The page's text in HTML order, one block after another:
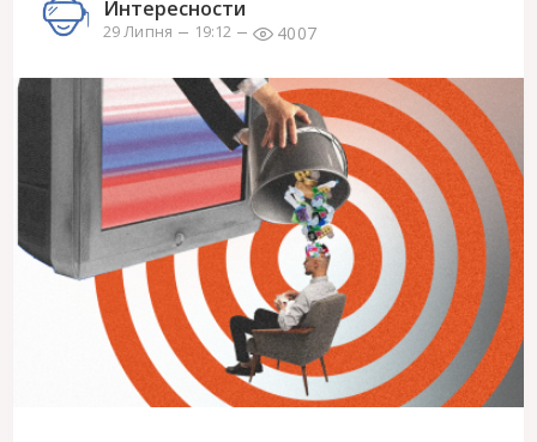
Интересности
29 Липня 19:12 4007